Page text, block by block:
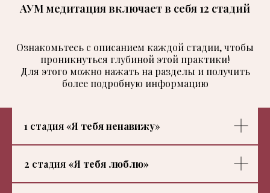
АУМ медитация включает в себя 12 стадий
Ознакомьтесь с описанием каждой стадии, чтобы
проникнуться глубиной этой практики!
Для этого можно нажать на разделы и получить
более подробную информацию
1 стадия «Я тебя ненавижу»
2 стадия «Я тебя люблю»